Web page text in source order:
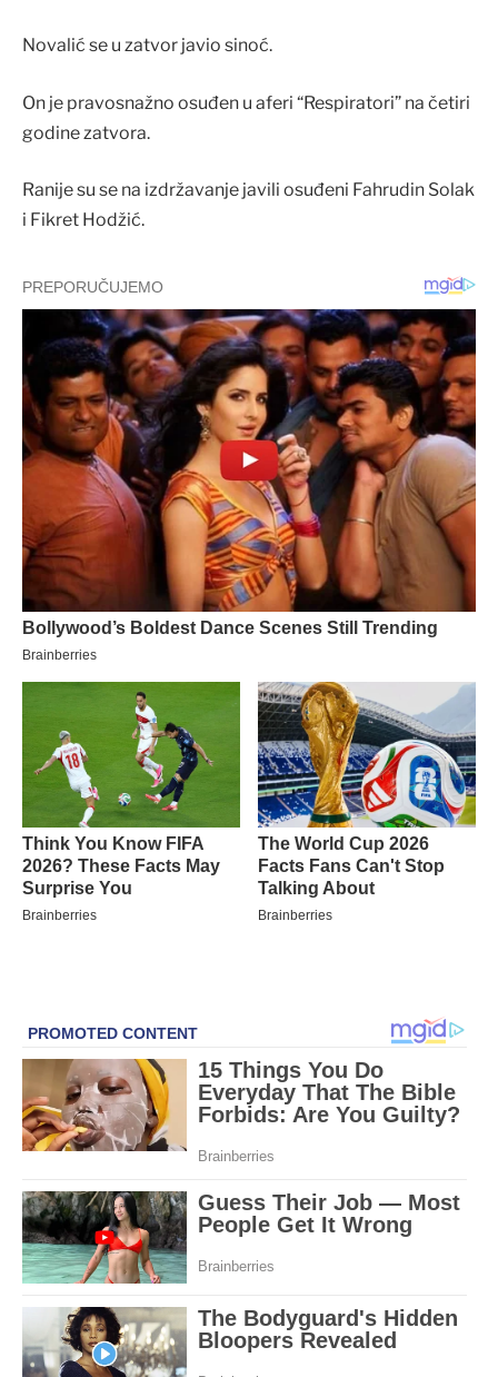
Novalić se u zatvor javio sinoć.
On je pravosnažno osuđen u aferi “Respiratori” na četiri
godine zatvora.
Ranije su se na izdržavanje javili osuđeni Fahrudin Solak
i Fikret Hodžić.